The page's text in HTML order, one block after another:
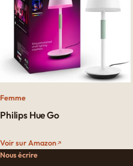
Femme
Philips Hue Go
Voir sur Amazon
Nous écrire